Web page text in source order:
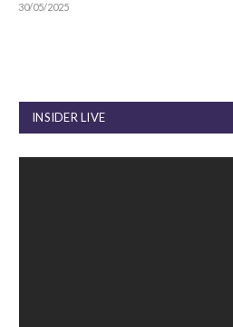
30/05/2025
INSIDER LIVE